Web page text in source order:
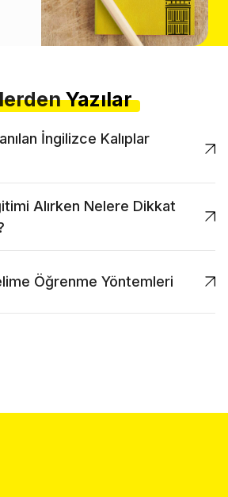
Yazılar
İngilizce Kalıplar
Alırken Nelere Dikkat
Öğrenme Yöntemleri